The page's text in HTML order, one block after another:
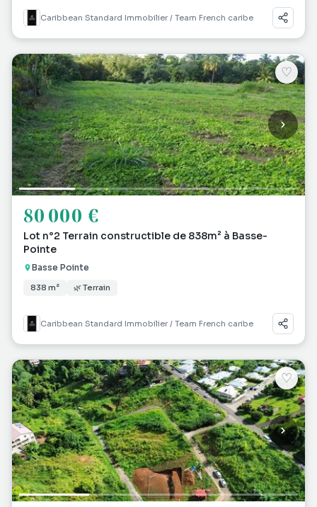
Caribbean Standard Immobilier / Team French caribe
♡
80 000 €
Lot n°2 Terrain constructible de 838m² à Basse-
Pointe
Basse Pointe
838 m² 🌿 Terrain
Caribbean Standard Immobilier / Team French caribe
♡